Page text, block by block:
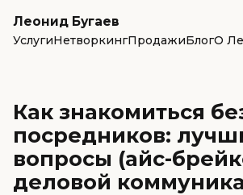
Леонид Бугаев
УслугиНетворкингПродажиБлогО
Как знакомиться
посредников:
вопросы (айс-
деловой